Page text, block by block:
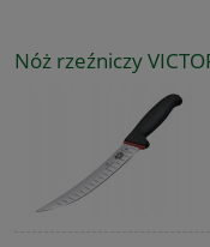
Nóż rzeźniczy